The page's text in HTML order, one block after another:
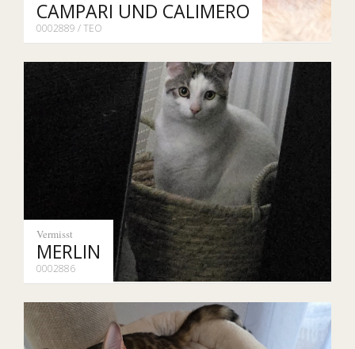
CAMPARI UND CALIMERO
0002889 / TEO
Vermisst
MERLIN
0002886